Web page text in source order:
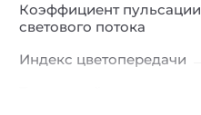
Коэффициент пульсации
светового потока
Индекс цветопередачи